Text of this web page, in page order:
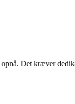
opnå. Det kræver